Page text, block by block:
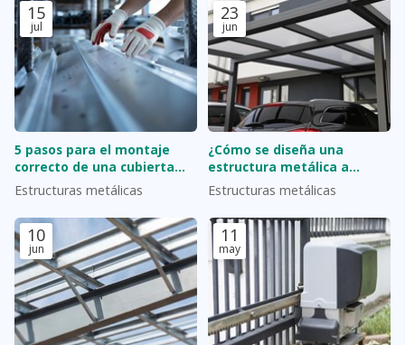
15
jul
5 pasos para el montaje
correcto de una cubierta
metálica desde cero
Estructuras metálicas
23
jun
¿Cómo se diseña una
estructura metálica a
medida?
Estructuras metálicas
10
jun
11
may